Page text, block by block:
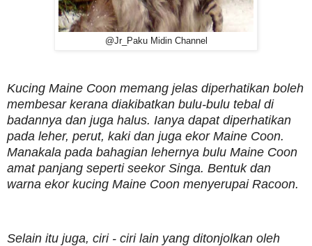
@Jr_Paku Midin Channel
Kucing Maine Coon memang jelas diperhatikan boleh
membesar kerana diakibatkan bulu-bulu tebal di
badannya dan juga halus. Ianya dapat diperhatikan
pada leher, perut, kaki dan juga ekor Maine Coon.
Manakala pada bahagian lehernya bulu Maine Coon
amat panjang seperti seekor Singa. Bentuk dan
warna ekor kucing Maine Coon menyerupai Racoon.
Selain itu juga, ciri - ciri lain yang ditonjolkan oleh